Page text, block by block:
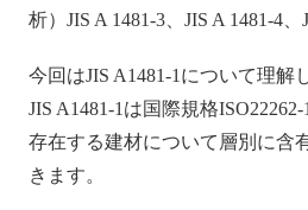
析）JIS A 1481-3、JIS A 1481-4、
今回はJIS A1481-1について理解
JIS A1481-1は国際規格
存在する建材について層別に含
きます。